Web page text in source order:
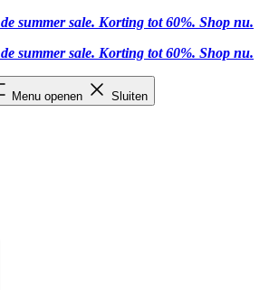
summer sale. Korting tot 60%. Shop nu.
summer sale. Korting tot 60%. Shop nu.
Menu openen Sluiten